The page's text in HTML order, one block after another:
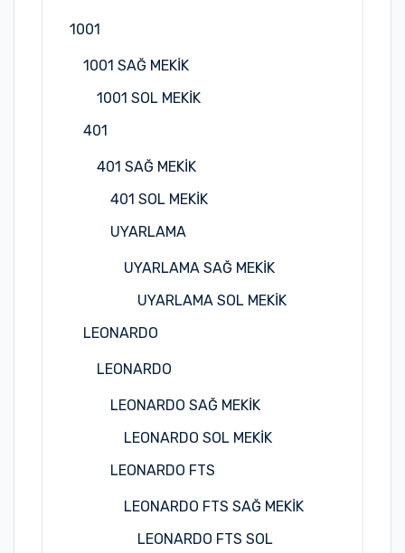
1001
1001 SAĞ MEKİK
1001 SOL MEKİK
401
401 SAĞ MEKİK
401 SOL MEKİK
UYARLAMA
UYARLAMA SAĞ MEKİK
UYARLAMA SOL MEKİK
LEONARDO
LEONARDO
LEONARDO SAĞ MEKİK
LEONARDO SOL MEKİK
LEONARDO FTS
LEONARDO FTS SAĞ MEKİK
LEONARDO FTS SOL